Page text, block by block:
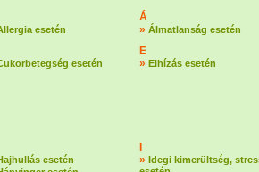
esetén
Á
» Álmatlanság esetén
esetén
E
» Elhízás esetén
esetén
» Idegi kimerültség,